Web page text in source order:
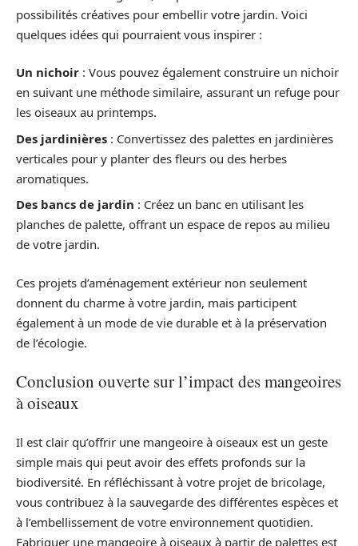
possibilités créatives pour embellir votre jardin. Voici
quelques idées qui pourraient vous inspirer :
Un nichoir : Vous pouvez également construire un nichoir
en suivant une méthode similaire, assurant un refuge pour
les oiseaux au printemps.
Des jardinières : Convertissez des palettes en jardinières
verticales pour y planter des fleurs ou des herbes
aromatiques.
Des bancs de jardin : Créez un banc en utilisant les
planches de palette, offrant un espace de repos au milieu
de votre jardin.
Ces projets d’aménagement extérieur non seulement
donnent du charme à votre jardin, mais participent
également à un mode de vie durable et à la préservation
de l’écologie.
Conclusion ouverte sur l’impact des mangeoires
à oiseaux
Il est clair qu’offrir une mangeoire à oiseaux est un geste
simple mais qui peut avoir des effets profonds sur la
biodiversité. En réfléchissant à votre projet de bricolage,
vous contribuez à la sauvegarde des différentes espèces et
à l’embellissement de votre environnement quotidien.
Fabriquer une mangeoire à oiseaux à partir de palettes est